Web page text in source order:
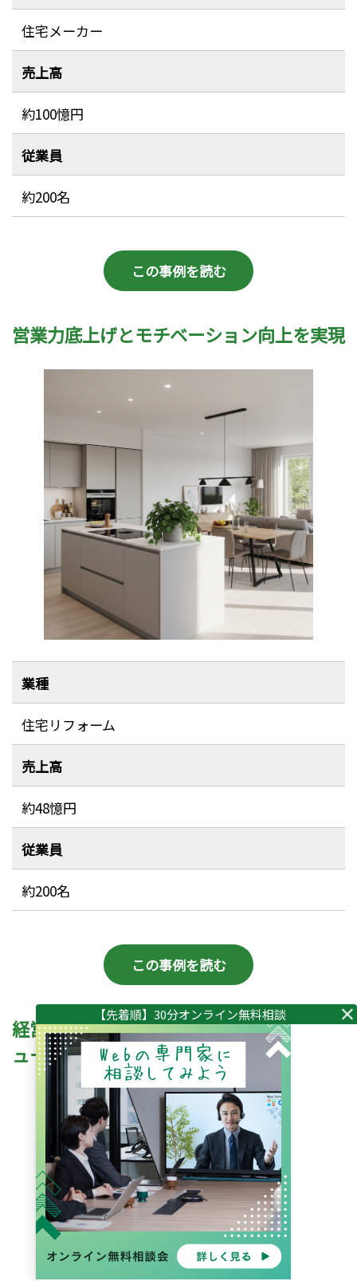
住宅メーカー
売上高
約100憶円
従業員
約200名
この事例を読む
営業力底上げとモチベーション向上を実現
業種
住宅リフォーム
売上高
約48憶円
従業員
約200名
この事例を読む
経営層を巻き込み、全社横断のWebリニ
ューアル戦略を策定